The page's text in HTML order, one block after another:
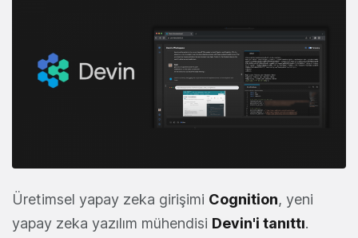
Üretimsel yapay zeka girişimi Cognition, yeni
yapay zeka yazılım mühendisi Devin'i tanıttı.